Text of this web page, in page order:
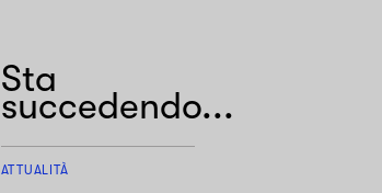
Sta
succedendo...
ATTUALITÀ